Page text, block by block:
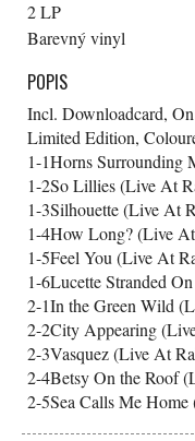
2 LP
Barevný vinyl
POPIS
Incl. Downloadcard,
Limited Edition,
1-1Horns Surrounding
1-2So Lillies (Live At
1-3Silhouette (Live At
1-4How Long? (Live
1-5Feel You (Live At
1-6Lucette Stranded
2-1In the Green Wild
2-2City Appearing
2-3Vasquez (Live At
2-4Betsy On the Roof
2-5Sea Calls Me